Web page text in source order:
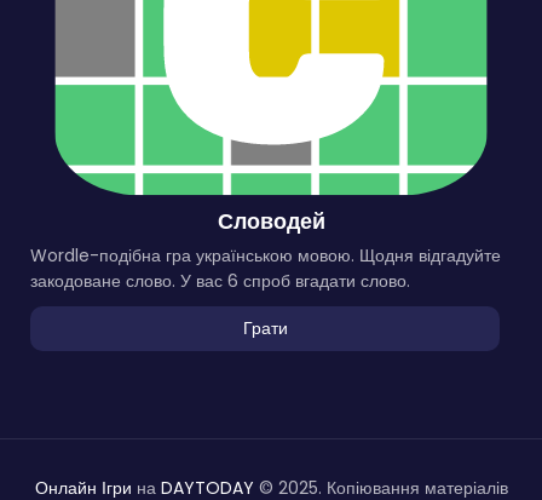
Словодей
Wordle-подібна гра українською мовою. Щодня відгадуйте
закодоване слово. У вас 6 спроб вгадати слово.
Грати
Онлайн Ігри на DAYTODAY © 2025. Копіювання матеріалів